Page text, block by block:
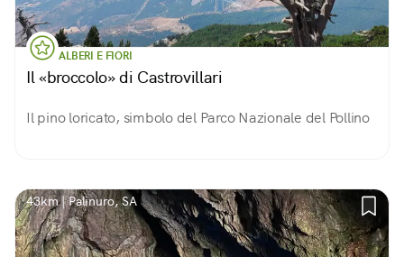
ALBERI E FIORI
Il «broccolo» di Castrovillari
Il pino loricato, simbolo del Parco Nazionale del Pollino
43km | Palinuro, SA